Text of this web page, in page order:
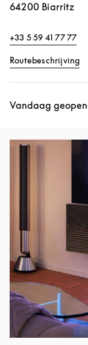
64200 Biarritz
+33 5 59 41 77 77
Routebeschrijving
Vandaag
Afbeelding van